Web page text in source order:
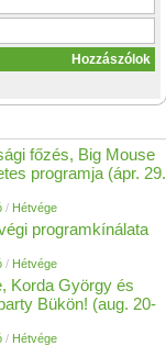
főzés, Big Mouse
programja (ápr. 29.
/ Hétvége
programkínálata
/ Hétvége
Korda György és
Bükön! (aug. 20-
/ Hétvége